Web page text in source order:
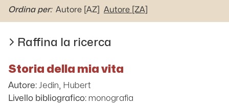
Ordina per: Autore [AZ] Autore [ZA]
Raffina la ricerca
Storia della mia vita
Autore: Jedin, Hubert
Livello bibliografico: monografia